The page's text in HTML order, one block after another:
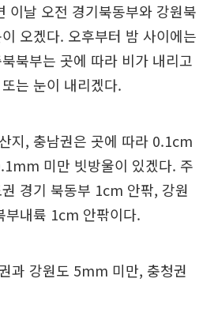
이날 오전 경기북동부와 강원북
오겠다. 오후부터 밤 사이에는
북부는 곳에 따라 비가 내리고
는 눈이 내리겠다.
지, 충남권은 곳에 따라 0.1cm
미만 빗방울이 있겠다. 주
경기 북동부 1cm 안팎, 강원
내륙 1cm 안팎이다.
과 강원도 5mm 미만, 충청권